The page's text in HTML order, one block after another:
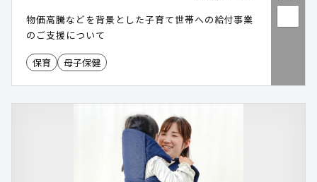
物価高騰などを背景とした子育て世帯への給付事業
のご支援について
保育 母子保健